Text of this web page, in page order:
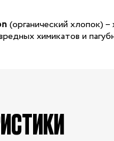
36 37 37.5
30/31 31/32
(органический хлопок)
химикатов и